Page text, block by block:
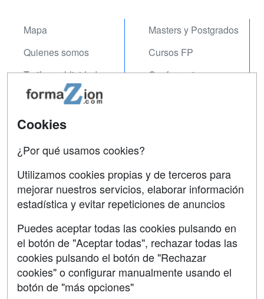
Mapa
Quienes somos
Tarifas publicidad
Acceso Usuarios
Acceso Centros
Masters y Postgrados
Cursos FP
Conferencias
Contactar
Confidencialidad
Aviso legal
Copyleft
Cookies
¿Por qué usamos cookies?
Utilizamos cookies propias y de terceros para
mejorar nuestros servicios, elaborar información
estadística y evitar repeticiones de anuncios
Puedes aceptar todas las cookies pulsando en
el botón de "Aceptar todas", rechazar todas las
cookies pulsando el botón de "Rechazar
cookies" o configurar manualmente usando el
botón de "más opciones"